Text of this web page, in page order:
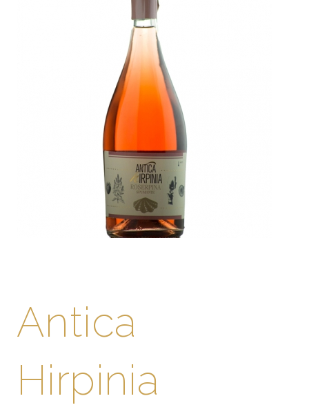
Antica
Hirpinia